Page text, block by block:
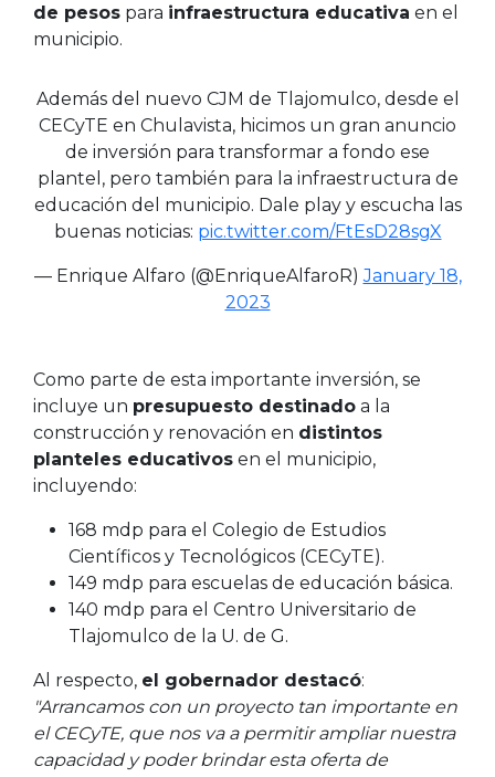
de pesos para infraestructura educativa en el
municipio.
Además del nuevo CJM de Tlajomulco, desde el
CECyTE en Chulavista, hicimos un gran anuncio
de inversión para transformar a fondo ese
plantel, pero también para la infraestructura de
educación del municipio. Dale play y escucha las
buenas noticias: pic.twitter.com/FtEsD28sgX
— Enrique Alfaro (@EnriqueAlfaroR)January 18,
2023
Como parte de esta importante inversión, se
incluye un presupuesto destinado a la
construcción y renovación en distintos
planteles educativos en el municipio,
incluyendo:
168 mdp para el Colegio de Estudios
Científicos y Tecnológicos (CECyTE).
149 mdp para escuelas de educación básica.
140 mdp para el Centro Universitario de
Tlajomulco de la U. de G.
Al respecto, el gobernador destacó:
"Arrancamos con un proyecto tan importante en
el CECyTE, que nos va a permitir ampliar nuestra
capacidad y poder brindar esta oferta de